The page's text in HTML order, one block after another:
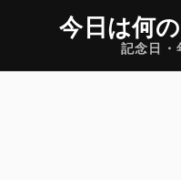
今日は何
記念日・